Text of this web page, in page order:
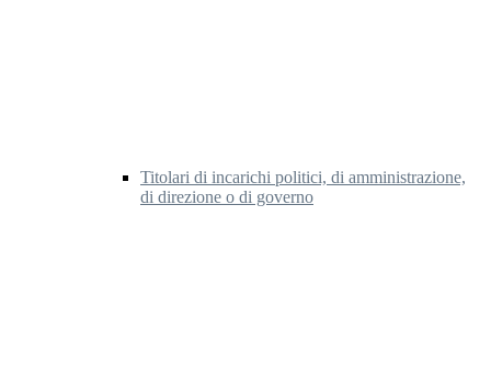
Titolari di incarichi politici, di amministrazione,
di direzione o di governo